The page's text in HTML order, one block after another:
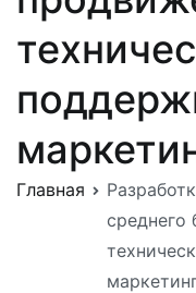
Главная
среднего